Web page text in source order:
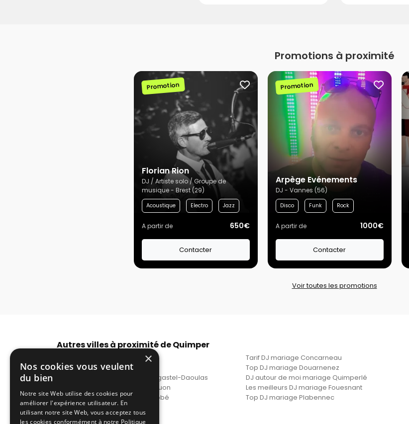
Promotions à proximité
Promotion
Florian Rion
DJ / Artiste solo / Groupe de
musique - Brest (29)
Acoustique Electro Jazz
A partir de 650€
Contacter
Promotion
Arpège Evénements
DJ - Vannes (56)
Disco Funk Rock
A partir de 1000€
Contacter
Voir toutes les promotions
Autres villes à proximité de Quimper
Tarif DJ mariage Concarneau
DJ prix mariage Landerneau
Top DJ mariage Douarnenez
DJ autour de moi mariage Plougastel-Daoulas
DJ autour de moi mariage Quimperlé
Prix DJ mariage Le Relecq-Kerhuon
Les meilleurs DJ mariage Fouesnant
DJ animation mariage Pont-l'Abbé
Top DJ mariage Plabennec
Voir plus
×
Nos cookies vous veulent
du bien
Notre site Web utilise des cookies pour
améliorer l'expérience utilisateur. En
utilisant notre site Web, vous acceptez tous
les cookies conformément à notre Politique